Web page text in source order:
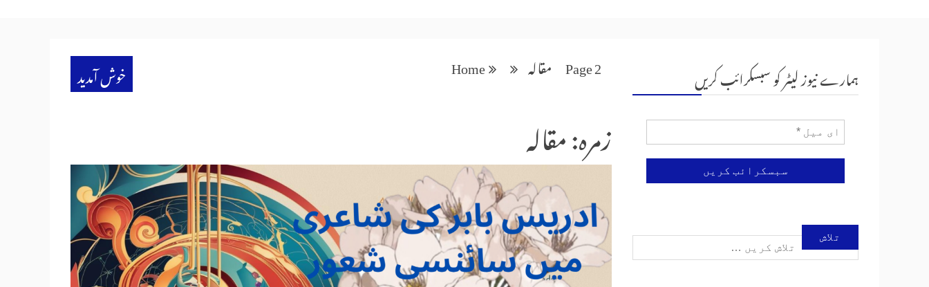
خوش آمدید Home مقالہ Page 2
زمرہ: مقالہ
ہمارے نیوز لیٹر کو سبسکرائب کریں
تلاش